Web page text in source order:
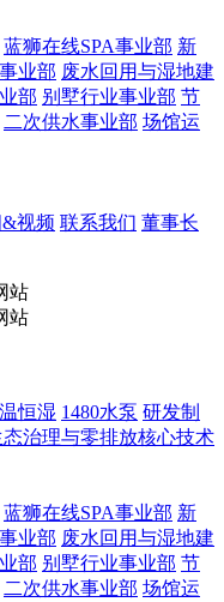
蓝狮在线SPA事业部 新
业部 废水回用与湿地建
部 别墅行业事业部 节
二次供水事业部 场馆运
视频 联系我们 董事长
恒湿 1480水泵 研发制
态治理与零排放核心技术
蓝狮在线SPA事业部 新
业部 废水回用与湿地建
部 别墅行业事业部 节
二次供水事业部 场馆运